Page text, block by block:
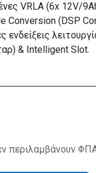
VRLA (6x 12V/
Conversion (DSP
ενδείξεις
& Intelligent Slot.
περιλαμβάνουν